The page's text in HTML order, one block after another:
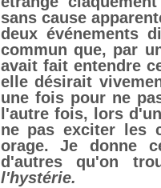
sans cause
deux événements
commun que, par
avait fait entendre
elle désirait
une fois pour ne
l'autre fois, lors
ne pas exciter les
orage. Je donne
d'autres qu'on
l'hystérie.